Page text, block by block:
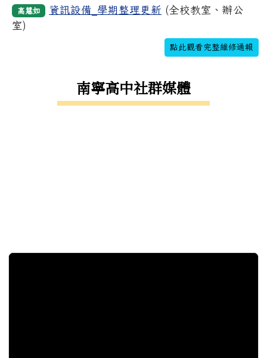
高慧如
資訊設備_學期整理更新 (全校教室、辦公
室)
點此觀看完整維修通報
南寧高中社群媒體